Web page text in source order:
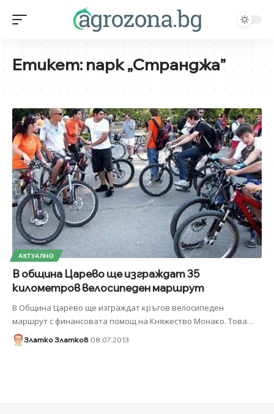
Етикет:парк „Странджа”
АКТУАЛНО
В община Царево ще изграждат 35
километров велосипеден маршрут
В Община Царево ще изграждат кръгов велосипеден
маршрут с финансовата помощ на Княжество Монако. Това…
Златко Златков 08.07.2013